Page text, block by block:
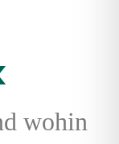
wohin